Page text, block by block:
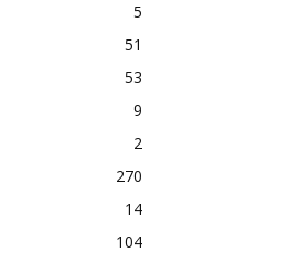
5
51
53
9
2
270
14
104